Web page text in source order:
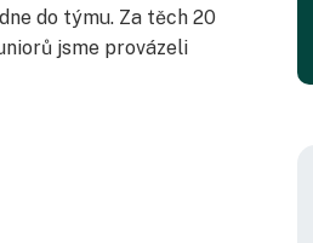
do týmu. Za těch 20
jsme provázeli